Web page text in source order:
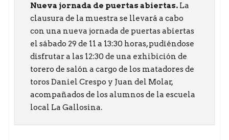
Nueva jornada de puertas abiertas.La
clausura de la muestra se llevará a cabo
con una nueva jornada de puertas abiertas
el sábado 29 de 11 a 13:30 horas, pudiéndose
disfrutar a las 12:30 de una exhibición de
torero de salón a cargo de los matadores de
toros Daniel Crespo y Juan del Molar,
acompañados de los alumnos de la escuela
local La Gallosina.